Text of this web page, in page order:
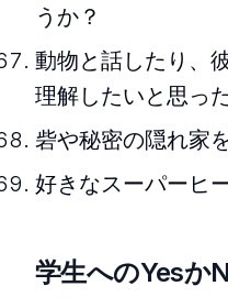
うか？
動物と話したり、
理解したいと思っ
砦や秘密の隠れ家
好きなスーパーヒ
学生へのYesか